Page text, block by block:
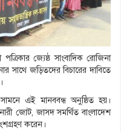
জ্যেষ্ঠ সাংবাদিক রোজিনা
সাথে জড়িতদের বিচারের দাবিতে
এই মানববন্ধ অনুষ্ঠিত হয়।
জোট, জাসদ সমর্থিত বাংলাদেশ
করেন।